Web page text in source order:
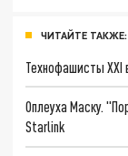
ЧИТАЙТЕ ТАКЖЕ:
Технофашисты XXI
Оплеуха Маску.
Starlink